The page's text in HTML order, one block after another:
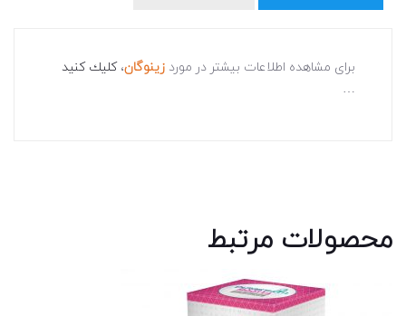
براى مشاهده اطلاعات بيشتر در مورد زينوگان،كليك كنيد
…
محصولات مرتبط